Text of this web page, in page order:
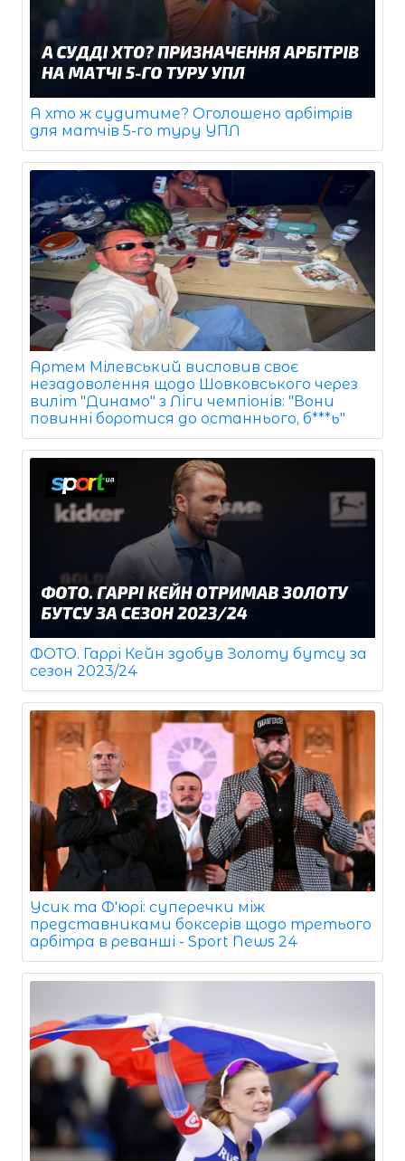
А хто ж судитиме? Оголошено арбітрів
для матчів 5-го туру УПЛ
Артем Мілевський висловив своє
незадоволення щодо Шовковського через
виліт "Динамо" з Ліги чемпіонів: "Вони
повинні боротися до останнього, б***ь"
ФОТО. Гаррі Кейн здобув Золоту бутсу за
сезон 2023/24
Усик та Ф'юрі: суперечки між
представниками боксерів щодо третього
арбітра в реванші - Sport News 24